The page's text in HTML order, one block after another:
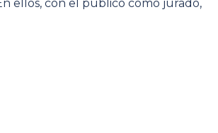
ellos, con el público como jurado,